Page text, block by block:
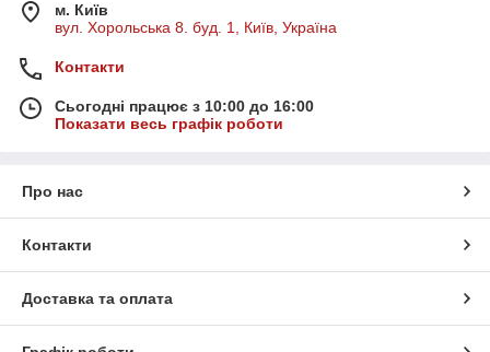
м. Київ
вул. Хорольська 8. буд. 1, Київ, Україна
Контакти
Сьогодні працює з 10:00 до 16:00
Показати весь графік роботи
Про нас
Контакти
Доставка та оплата